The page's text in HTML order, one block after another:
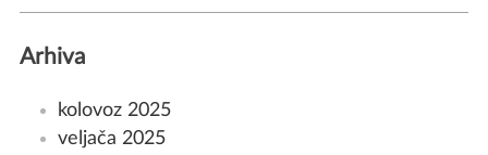
Arhiva
kolovoz 2025
veljača 2025